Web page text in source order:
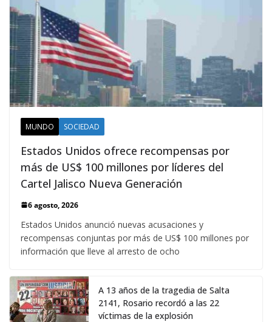
MUNDO SOCIEDAD
Estados Unidos ofrece recompensas por
más de US$ 100 millones por líderes del
Cartel Jalisco Nueva Generación
6 agosto, 2026
Estados Unidos anunció nuevas acusaciones y
recompensas conjuntas por más de US$ 100 millones por
información que lleve al arresto de ocho
A 13 años de la tragedia de Salta
2141, Rosario recordó a las 22
víctimas de la explosión